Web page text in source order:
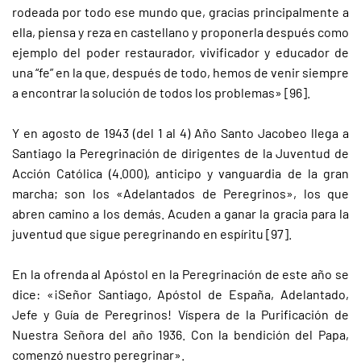
rodeada por todo ese mundo que, gracias principalmente a
ella, piensa y reza en castellano y proponerla después como
ejemplo del poder restaurador, vivificador y educador de
una “fe” en la que, después de todo, hemos de venir siempre
a encontrar la solución de todos los problemas» [96].
Y en agosto de 1943 (del 1 al 4) Año Santo Jacobeo llega a
Santiago la Peregrinación de dirigentes de la Juventud de
Acción Católica (4.000), anticipo y vanguardia de la gran
marcha; son los «Adelantados de Peregrinos», los que
abren camino a los demás. Acuden a ganar la gracia para la
juventud que sigue peregrinando en espíritu [97].
En la ofrenda al Apóstol en la Peregrinación de este año se
dice: «¡Señor Santiago, Apóstol de España, Adelantado,
Jefe y Guía de Peregrinos! Víspera de la Purificación de
Nuestra Señora del año 1936. Con la bendición del Papa,
comenzó nuestro peregrinar».